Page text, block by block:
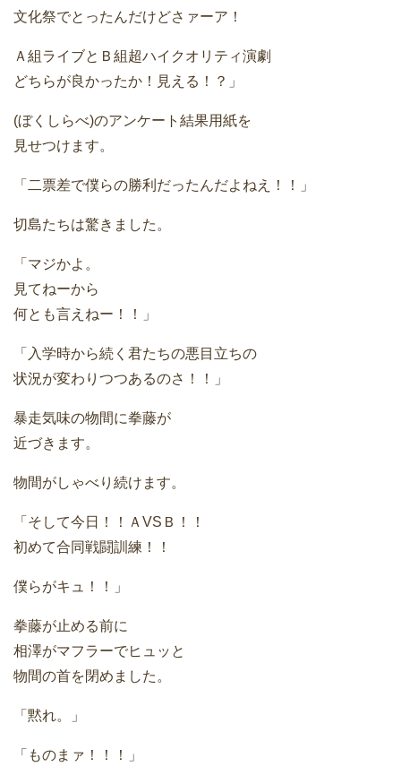
文化祭でとったんだけどさァーア！
Ａ組ライブとＢ組超ハイクオリティ演劇
どちらが良かったか！見える！？」
(ぼくしらべ)のアンケート結果用紙を
見せつけます。
「二票差で僕らの勝利だったんだよねえ！！」
切島たちは驚きました。
「マジかよ。
見てねーから
何とも言えねー！！」
「入学時から続く君たちの悪目立ちの
状況が変わりつつあるのさ！！」
暴走気味の物間に拳藤が
近づきます。
物間がしゃべり続けます。
「そして今日！！ＡVSＢ！！
初めて合同戦闘訓練！！
僕らがキュ！！」
拳藤が止める前に
相澤がマフラーでヒュッと
物間の首を閉めました。
「黙れ。」
「ものまァ！！！」